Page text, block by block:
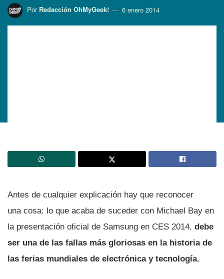
Por Redacción OhMyGeek! 6 enero 2014
Antes de cualquier explicación hay que reconocer
una cosa: lo que acaba de suceder con Michael Bay en
la presentación oficial de Samsung en CES 2014, debe
ser una de las fallas más gloriosas en la historia de
las ferias mundiales de electrónica y tecnologí­a.